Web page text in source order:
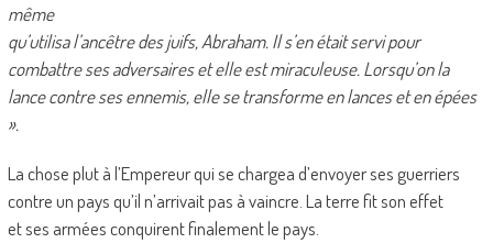
même
qu’utilisa l’ancêtre des juifs, Abraham. Il s’en était servi pour
combattre ses adversaires et elle est miraculeuse. Lorsqu’on la
lance contre ses ennemis, elle se transforme en lances et en épées
».
La chose plut à l’Empereur qui se chargea d’envoyer ses guerriers
contre un pays qu’il n’arrivait pas à vaincre. La terre fit son effet
et ses armées conquirent finalement le pays.